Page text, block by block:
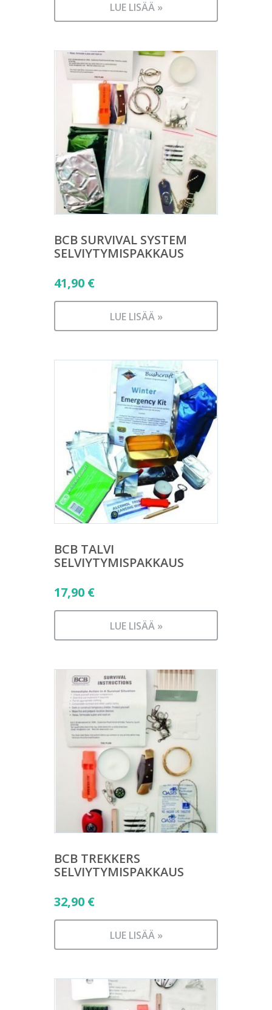
LUE LISÄÄ »
BCB SURVIVAL SYSTEM
SELVIYTYMISPAKKAUS
41,90 €
LUE LISÄÄ »
BCB TALVI
SELVIYTYMISPAKKAUS
17,90 €
LUE LISÄÄ »
BCB TREKKERS
SELVIYTYMISPAKKAUS
32,90 €
LUE LISÄÄ »